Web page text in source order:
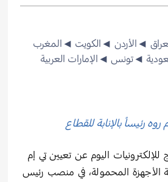
◄الأردن ◄الكويت ◄المغرب
◄تونس ◄الإمارات العربية
روه رئيساً بالإنابة للقطاع
اليوم عن تعيين تي إم
الأجهزة المحمولة، في منصب رئيس